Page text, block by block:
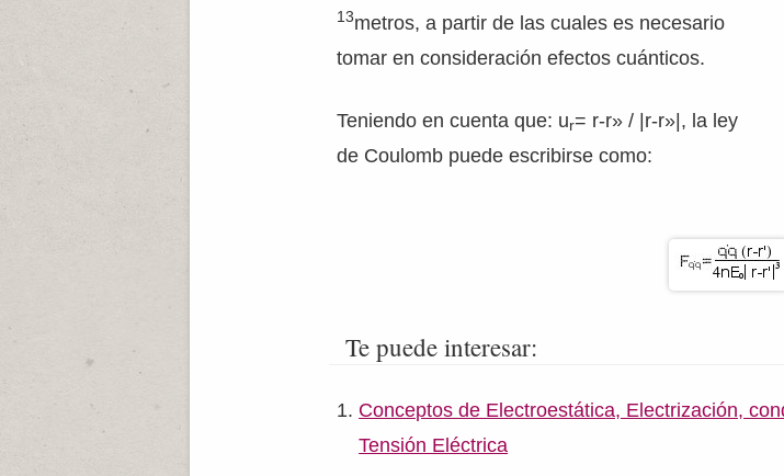
13metros, a partir de las cuales es necesario
tomar en consideración efectos cuánticos.
Teniendo en cuenta que: ur= r-r» / |r-r»|, la ley
de Coulomb puede escribirse como:
Te puede interesar:
Conceptos de Electroestática, Electrización,
Tensión Eléctrica